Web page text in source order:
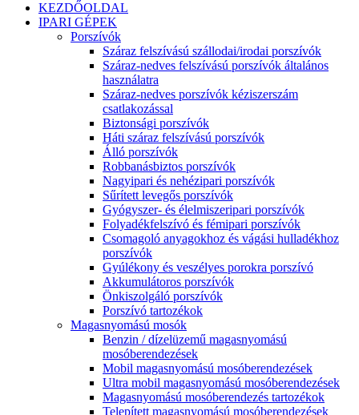
KEZDŐOLDAL
IPARI GÉPEK
Porszívók
Száraz felszívású szállodai/irodai porszívók
Száraz-nedves felszívású porszívók általános
használatra
Száraz-nedves porszívók kéziszerszám
csatlakozással
Biztonsági porszívók
Háti száraz felszívású porszívók
Álló porszívók
Robbanásbiztos porszívók
Nagyipari és nehézipari porszívók
Sűrített levegős porszívók
Gyógyszer- és élelmiszeripari porszívók
Folyadékfelszívó és fémipari porszívók
Csomagoló anyagokhoz és vágási hulladékhoz
porszívók
Gyúlékony és veszélyes porokra porszívó
Akkumulátoros porszívók
Önkiszolgáló porszívók
Porszívó tartozékok
Magasnyomású mosók
Benzin / dízelüzemű magasnyomású
mosóberendezések
Mobil magasnyomású mosóberendezések
Ultra mobil magasnyomású mosóberendezések
Magasnyomású mosóberendezés tartozékok
Telepített magasnyomású mosóberendezések